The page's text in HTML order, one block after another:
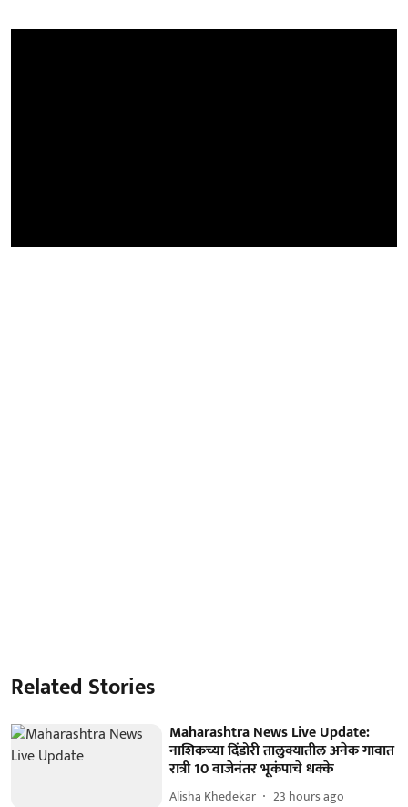
Related Stories
Maharashtra News Live Update:
नाशिकच्या दिंडोरी तालुक्यातील अनेक गावात
रात्री 10 वाजेनंतर भूकंपाचे धक्के
Alisha Khedekar 23 hours ago